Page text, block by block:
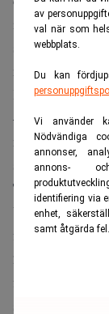
av
val när som
webbplats.
Du kan
Vi använder
Nödvändiga
annonser,
annons-
identifiering via
enhet,
samt åtgärda fel.
internt. De är
styrelse, jag
många som
Kan du
– Jag försöker.
närmare 2 000
skillnad
Två kriser
Under sin
finanskriser,
2009. Urban
finanskrisen,